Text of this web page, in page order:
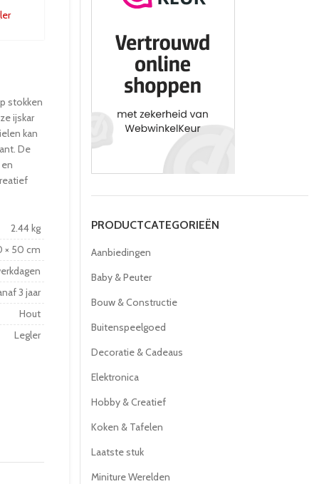
stokken
ijskar
kan
De
2.44 kg
× 50 cm
3 jaar
Hout
Legler
PRODUCTCATEGORIEËN
Aanbiedingen
Baby & Peuter
Bouw & Constructie
Buitenspeelgoed
Decoratie & Cadeaus
Elektronica
Hobby & Creatief
Koken & Tafelen
Laatste stuk
Miniture Werelden